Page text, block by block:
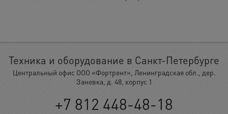
Техника и оборудование в Санкт-Петербурге
Центральный офис ООО «Фортрент», Ленинградская обл., дер.
Заневка, д. 48, корпус 1
+7 812 448-48-18